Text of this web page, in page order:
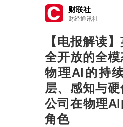
财联社
财经通讯社
【电报解读
全开放的全
物理AI的持
层、感知与
公司在物理
角色